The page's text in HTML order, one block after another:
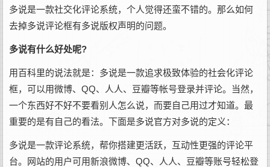
多说是一款社交化评论系统，个人觉得还蛮不错的。那么如何
去掉多说评论框有多说版权声明的问题。
多说有什么好处呢?
用百科里的说法就是：多说是一款追求极致体验的社会化评论
框，可以用微博、QQ、人人、豆瓣等帐号登录并评论。当然，
一个东西好不好不要看别人怎么说，而要自己用过才知道。最
重要的是有自己的看法。下面是多说官方对多说的定义：
多说是一款评论系统，帮你搭建更活跃，互动性更强的评论平
台。网站的用户可用新浪微博、QQ、人人、豆瓣等账号轻松登